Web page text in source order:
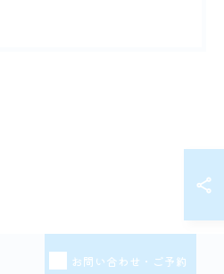
お問い合わせ・ご予約